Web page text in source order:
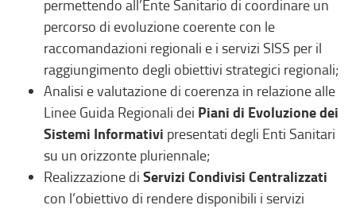
permettendo all’Ente Sanitario di coordinare un
percorso di evoluzione coerente con le
raccomandazioni regionali e i servizi SISS per il
raggiungimento degli obiettivi strategici regionali;
Analisi e valutazione di coerenza in relazione alle
Linee Guida Regionali dei Piani di Evoluzione dei
Sistemi Informativi presentati degli Enti Sanitari
su un orizzonte pluriennale;
Realizzazione di Servizi Condivisi Centralizzati
con l’obiettivo di rendere disponibili i servizi